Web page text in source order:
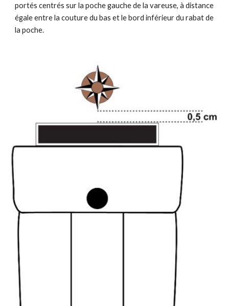
portés centrés sur la poche gauche de la vareuse, à distance
égale entre la couture du bas et le bord inférieur du rabat de
la poche.